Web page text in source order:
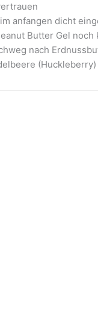
anfangen dicht
Butter Gel
nach